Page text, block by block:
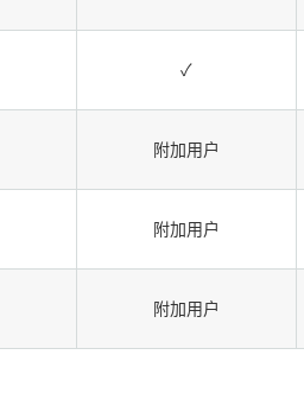
✓
附加用户
附加用户
附加用户